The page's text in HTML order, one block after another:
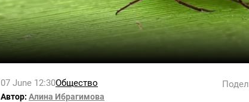
07 June 12:30Общество
Автор: Алина Ибрагимова